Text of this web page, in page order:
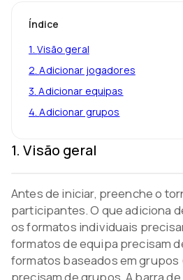
Índice
1.Visão geral
2.Adicionar jogadores
3.Adicionar equipas
4.Adicionar grupos
1.Visão geral
Antes de iniciar, preenche o
participantes. O que adiciona
os formatos individuais
formatos de equipa precisam
formatos baseados em grupos